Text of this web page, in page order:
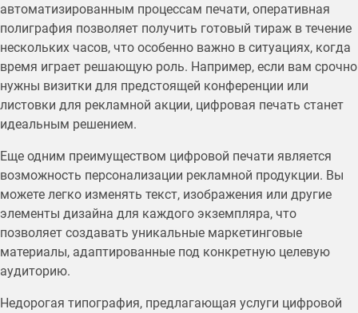
автоматизированным процессам печати, оперативная
полиграфия позволяет получить готовый тираж в течение
нескольких часов, что особенно важно в ситуациях, когда
время играет решающую роль. Например, если вам срочно
нужны визитки для предстоящей конференции или
листовки для рекламной акции, цифровая печать станет
идеальным решением.
Еще одним преимуществом цифровой печати является
возможность персонализации рекламной продукции. Вы
можете легко изменять текст, изображения или другие
элементы дизайна для каждого экземпляра, что
позволяет создавать уникальные маркетинговые
материалы, адаптированные под конкретную целевую
аудиторию.
Недорогая типография, предлагающая услуги цифровой